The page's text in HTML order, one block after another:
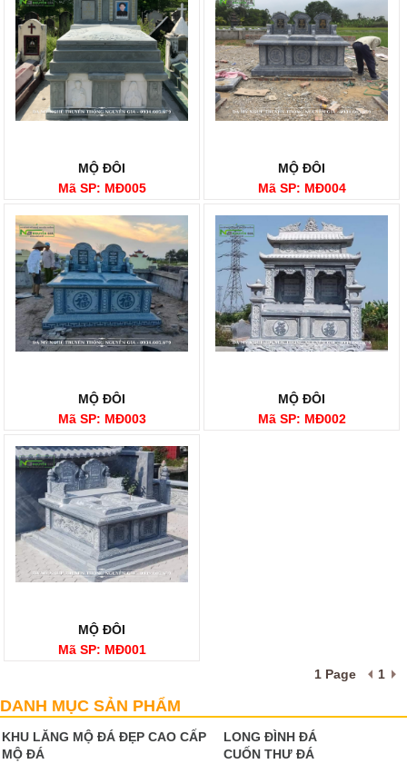
MỘ ĐÔI
Mã SP: MĐ005
MỘ ĐÔI
Mã SP: MĐ004
MỘ ĐÔI
Mã SP: MĐ003
MỘ ĐÔI
Mã SP: MĐ002
MỘ ĐÔI
Mã SP: MĐ001
1 Page
1
DANH MỤC SẢN PHẨM
KHU LĂNG MỘ ĐÁ ĐẸP CAO CẤP
LONG ĐÌNH ĐÁ
MỘ ĐÁ
CUỐN THƯ ĐÁ